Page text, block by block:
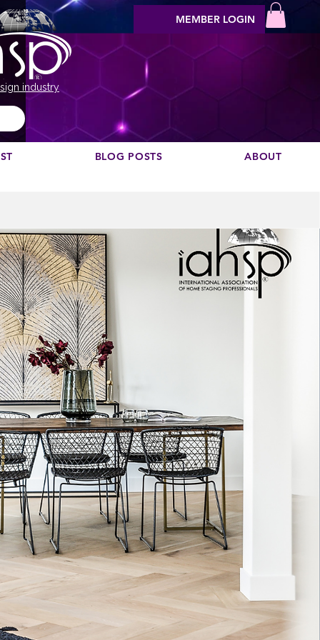
industry
MEMBER LOGIN
BLOG POSTS ABOUT